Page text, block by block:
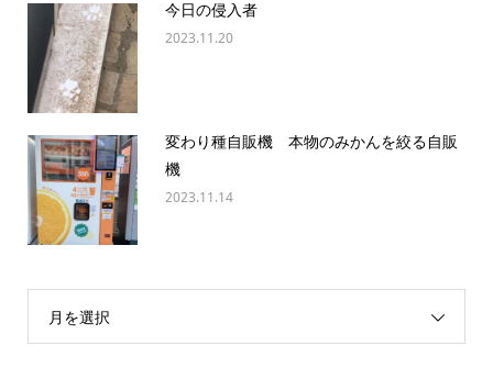
今日の侵入者
2023.11.20
変わり種自販機 本物のみかんを絞る自販
機
2023.11.14
月を選択